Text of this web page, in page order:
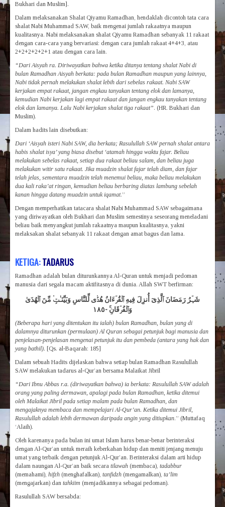
Bukhari dan Muslim].
Dalam melaksanakan Shalat Qiyamu Ramadhan, hendaklah dicontoh tata cara
shalat Nabi Muhammad SAW, baik mengenai jumlah rakaatnya maupun
kualitasnya. Nabi melaksanakan shalat Qiyamu Ramadhan sebanyak 11 rakaat
dengan cara-cara yang bervariasi: dengan cara jumlah rakaat 4+4+3, atau
2+2+2+2+2+1 atau dengan cara lain.
“Dari Aisyah ra. Diriwayatkan bahwa ketika ditanya tentang shalat Nabi di
bulan Ramadhan Aisyah berkata: pada bulan Ramadhan maupun yang lainnya,
Nabi tidak pernah melakukan shalat lebih dari sebelas rakaat. Nabi SAW
kerjakan empat rakaat, jangan engkau tanyakan tentang elok dan lamanya,
kemudian Nabi kerjakan lagi empat rakaat dan jangan engkau tanyakan tentang
elok dan lamanya. Lalu Nabi kerjakan shalat tiga rakaat”. (HR. Bukhari dan
Muslim).
Dalam hadits lain disebutkan:
Dari ‘Aisyah isteri Nabi SAW, dia berkata; Rasulullah SAW pernah shalat antara
habis shalat isya’ yang biasa disebut ‘atamah hingga waktu fajar. Beliau
melakukan sebelas rakaat, setiap dua rakaat beliau salam, dan beliau juga
melakukan witir satu rakaat. Jika muadzin shalat fajar telah diam, dan fajar
telah jelas, sementara muadzin telah menemui beliau, maka beliau melakukan
dua kali raka’at ringan, kemudian beliau berbaring diatas lambung sebelah
kanan hingga datang muadzin untuk iqamat.”
Dengan memperhatikan tatacara shalat Nabi Muhammad SAW sebagaimana
yang diriwayatkan oleh Bukhari dan Muslim semestinya seseorang meneladani
beliau baik menyangkut jumlah rakaatnya maupun kualitasnya, yakni
melaksakan shalat sebanyak 11 rakaat dengan amat bagus dan lama.
KETIGA:TADARUS
Ramadhan adalah bulan diturunkannya Al-Quran untuk menjadi pedoman
manusia dari segala macam aktifitasnya di dunia. Allah SWT berfirman:
شَہۡرُ رَمَضَانَ ٱلَّذِىٓ أُنزِلَ فِيهِ ٱلۡقُرۡءَانُ هُدً۬ى لِّلنَّاسِ وَبَيِّنَـٰتٍ۬ مِّنَ ٱلۡهُدَىٰ
وَٱلۡفُرۡقَانِ‌ۚ -١٨٥
(Beberapa hari yang ditentukan itu ialah) bulan Ramadhan, bulan yang di
dalamnya diturunkan (permulaan) Al Quran sebagai petunjuk bagi manusia dan
penjelasan-penjelasan mengenai petunjuk itu dan pembeda (antara yang hak dan
yang bathil). [Qs. al-Baqarah: 185]
Dalam sebuah Hadits dijelaskan bahwa setiap bulan Ramadhan Rasulullah
SAW melakukan tadarus al-Qur’an bersama Malaikat Jibril
“Dari Ibnu Abbas r.a. (diriwayatkan bahwa) ia berkata: Rasulullah SAW adalah
orang yang paling dermawan, apalagi pada bulan Ramadhan, ketika ditemui
oleh Malaikat Jibril pada setiap malam pada bulan Ramadhan, dan
mengajaknya membaca dan mempelajari Al-Qur’an. Ketika ditemui Jibril,
Rasulullah adalah lebih dermawan daripada angin yang ditiupkan.” (Muttafaq
‘Alaih).
Oleh karenanya pada bulan ini umat Islam harus benar-benar berinteraksi
dengan Al-Qur’an untuk meraih keberkahan hidup dan meniti jenjang menuju
umat yang terbaik dengan petunjuk Al-Qur’an. Berinteraksi dalam arti hidup
dalam naungan Al-Qur’an baik secara tilawah (membaca), tadabbur
(memahami), hifzh (menghafalkan), tanfidzh (mengamalkan), ta’lim
(mengajarkan) dan tahkiim (menjadikannya sebagai pedoman).
Rasulullah SAW bersabda: